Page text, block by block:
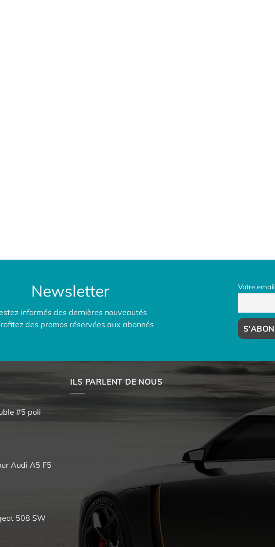
Newsletter
informés des dernières nouveautés
des promos réservées aux abonnés
Votre email
#5 poli
Audi A5 F5
508 SW
ILS PARLENT DE NOUS